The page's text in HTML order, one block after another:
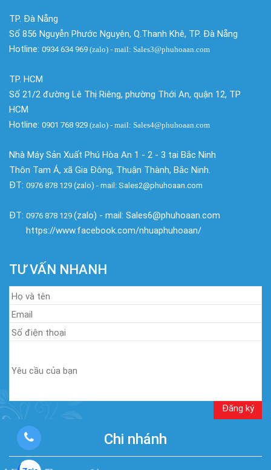
TP. Đà Nẵng
Số 856 Nguyễn Phước Nguyên, Q.Thanh Khê, TP. Đà Nẵng
Hotline: 0934 634 969 (zalo) - mail: Sales3@phuhoaan.com
TP. HCM
Số 21/2 đường Lê Thị Riêng, phường Thới An, quận 12, TP
HCM
Hotline: 0901 768 929 (zalo) - mail: Sales4@phuhoaan.com
Nhà Máy Sản Xuất Phú Hòa An 1 - 2 - 3 tại Bắc Ninh
Thôn Tam Á, xã Gia Đông, Thuận Thành, Bắc Ninh.
ĐT: 0976 878 129 (zalo) - mail: Sales2@phuhoaan.com
ĐT: 0976 878 129 (zalo) - mail: Sales6@phuhoaan.com
https://www.facebook.com/nhuaphuhoaan/
TƯ VẤN NHANH
Chi nhánh